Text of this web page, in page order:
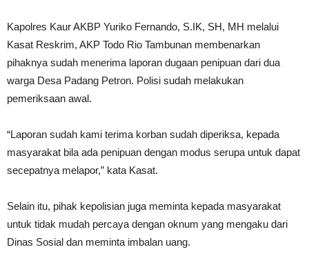
Kapolres Kaur AKBP Yuriko Fernando, S.IK, SH, MH melalui
Kasat Reskrim, AKP Todo Rio Tambunan membenarkan
pihaknya sudah menerima laporan dugaan penipuan dari dua
warga Desa Padang Petron. Polisi sudah melakukan
pemeriksaan awal.
“Laporan sudah kami terima korban sudah diperiksa, kepada
masyarakat bila ada penipuan dengan modus serupa untuk dapat
secepatnya melapor,” kata Kasat.
Selain itu, pihak kepolisian juga meminta kepada masyarakat
untuk tidak mudah percaya dengan oknum yang mengaku dari
Dinas Sosial dan meminta imbalan uang.